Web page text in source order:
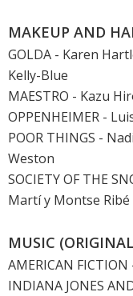
MAKEUP AND
GOLDA - Karen
Kelly-Blue
MAESTRO - Kazu
OPPENHEIMER -
POOR THINGS -
Weston
SOCIETY OF THE
Martí y Montse Ribé
MUSIC
AMERICAN
INDIANA JONES